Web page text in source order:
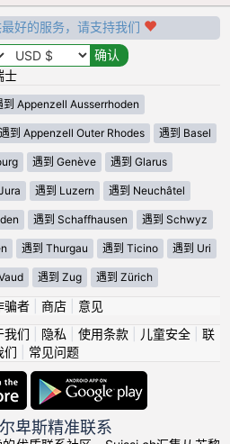
好的服务，请支持我们
士
到 Appenzell Ausserrhoden
遇到 Appenzell Outer Rhodes 遇到 Basel
遇到 Genève 遇到 Glarus
遇到 Luzern 遇到 Neuchâtel
遇到 Schaffhausen 遇到 Schwyz
遇到 Thurgau 遇到 Ticino 遇到 Uri
遇到 Zug 遇到 Zürich
骗者| 商店| 意见
我们 隐私 使用条款| 儿童安全| 联
们
常见问题
卑斯精准联系